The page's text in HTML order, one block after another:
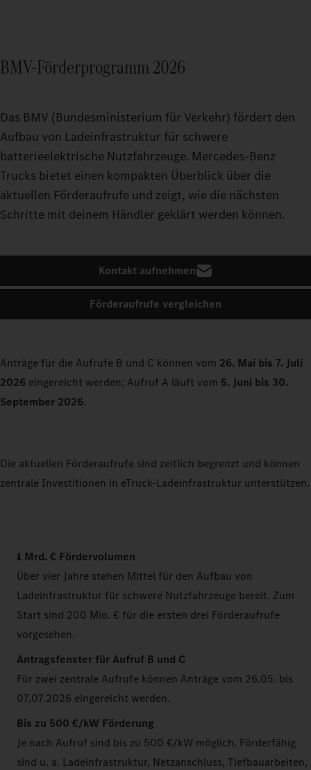
BMV-Förderprogramm 2026
Das BMV (Bundesministerium für Verkehr) fördert den
Aufbau von Ladeinfrastruktur für schwere
batterieelektrische Nutzfahrzeuge. Mercedes‑Benz
Trucks bietet einen kompakten Überblick über die
aktuellen Förderaufrufe und zeigt, wie die nächsten
Schritte mit deinem Händler geklärt werden können.
Kontakt aufnehmen
Förderaufrufe vergleichen
Anträge für die Aufrufe B und C können vom 26. Mai bis 7. Juli
2026 eingereicht werden; Aufruf A läuft vom 5. Juni bis 30.
September 2026.
Die aktuellen Förderaufrufe sind zeitlich begrenzt und können
zentrale Investitionen in eTruck-Ladeinfrastruktur unterstützen.
1 Mrd. € Fördervolumen
Über vier Jahre stehen Mittel für den Aufbau von
Ladeinfrastruktur für schwere Nutzfahrzeuge bereit. Zum
Start sind 200 Mio. € für die ersten drei Förderaufrufe
vorgesehen.
Antragsfenster für Aufruf B und C
Für zwei zentrale Aufrufe können Anträge vom 26.05. bis
07.07.2026 eingereicht werden.
Bis zu 500 €/kW Förderung
Je nach Aufruf sind bis zu 500 €/kW möglich. Förderfähig
sind u. a. Ladeinfrastruktur, Netzanschluss, Tiefbauarbeiten,